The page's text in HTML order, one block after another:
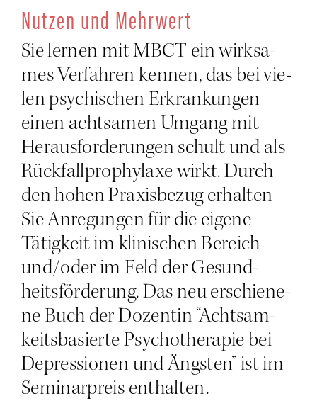
Nut­zen und Mehrwert
Sie ler­nen mit MBCT ein wirk­sa­
mes Ver­fah­ren ken­nen, das bei vie­
len psy­chi­schen Erkran­kun­gen
einen acht­sa­men Umgang mit
Her­aus­for­de­run­gen schult und als
Rück­fall­pro­phy­la­xe wirkt. Durch
den hohen Pra­xis­be­zug erhal­ten
Sie Anre­gun­gen für die eige­ne
Tätig­keit im kli­ni­schen Bereich
und/oder im Feld der Gesund­
heits­för­de­rung. Das neu erschie­ne­
ne Buch der Dozen­tin “Acht­sam­
keits­ba­sier­te Psy­cho­the­ra­pie bei
Depres­sio­nen und Ängs­ten” ist im
Semi­nar­preis enthalten.